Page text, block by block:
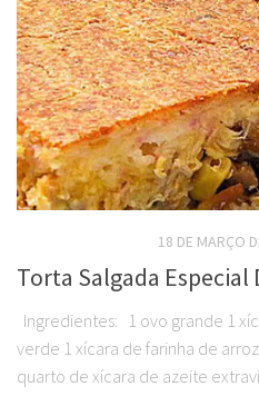
18 DE MARÇO
Torta Salgada Especial
Ingredientes: 1 ovo grande 1
verde 1 xícara de farinha de
quarto de xícara de azeite